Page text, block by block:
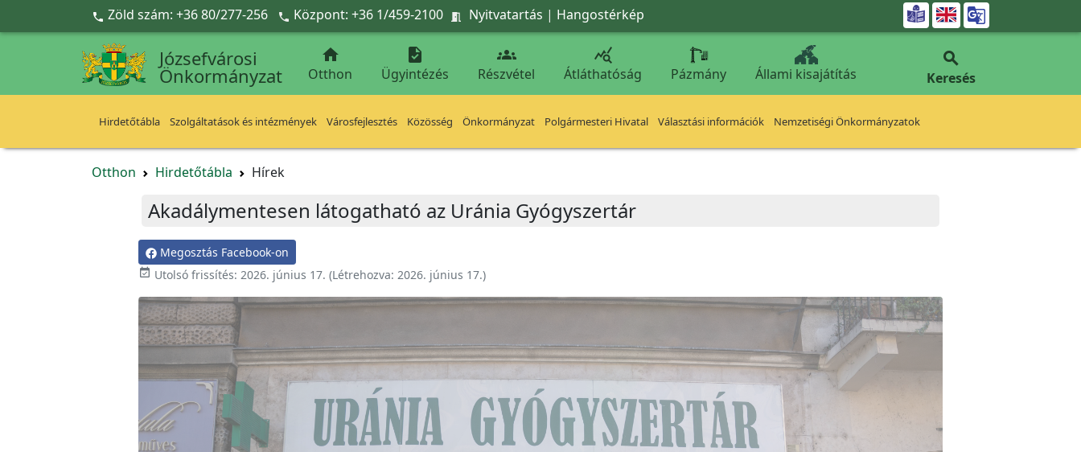
Ugrás a fő tartalomra
 Zöld szám: +36 80/277-256  Központ: +36 1/459-2100  Nyitvatartás | Hangostérkép 
Józsefvárosi
Önkormányzat

Otthon

Ügyintézés

Részvétel

Átláthatóság Pázmány Állami kisajátítás

Keresés
Hirdetőtábla Szolgáltatások és intézmények Városfejlesztés Közösség Önkormányzat Polgármesteri Hivatal Választási információk Nemzetiségi Önkormányzatok
Otthon Hirdetőtábla Hírek
Akadálymentesen látogatható az Uránia Gyógyszertár
Megosztás Facebook-on
 Utolsó frissítés: 2026. június 17. (Létrehozva: 2026. június 17.)